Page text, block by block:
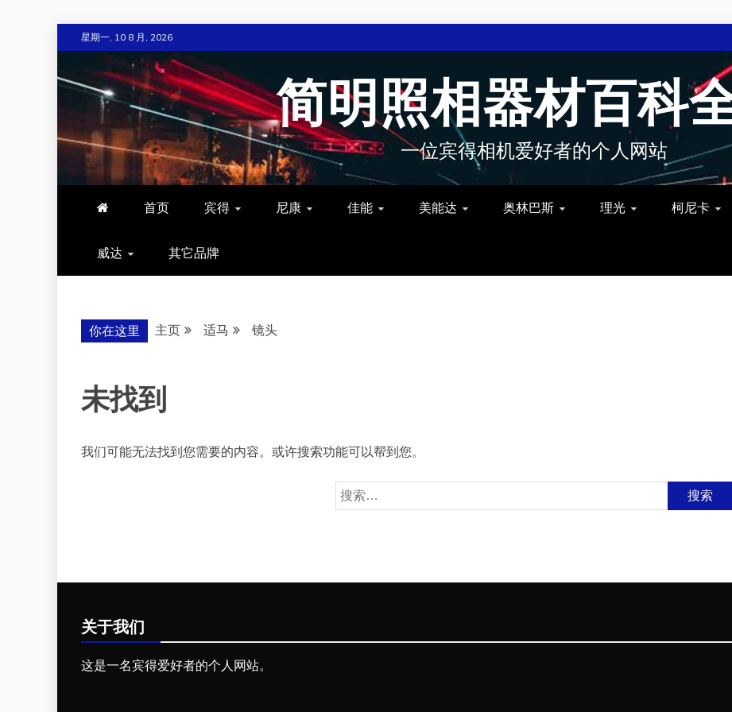
至
内
星期一, 10 8 月, 2026
简明照相器材百科
一位宾得相机爱好者的个人网站
首页 宾得 尼康 佳能 美能达 奥林巴斯 理光 柯尼卡
威达 其它品牌
你在这里 主页 适马 镜头
未找到
我们可能无法找到您需要的内容。或许搜索功能可以帮到您。
搜
索：
关于我们
这是一名宾得爱好者的个人网站。